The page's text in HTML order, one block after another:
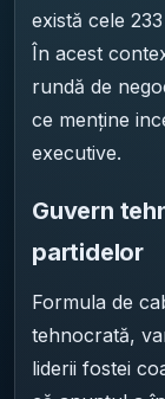
există cele
În acest
rundă de
ce menține
executive.
Guvern
partidelor
Formula de
tehnocrată,
liderii fostei